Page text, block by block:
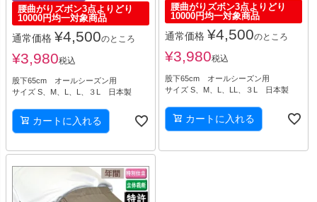
腰曲がりズボン3点よりどり
10000円均一対象商品
通常価格 ¥4,500のところ
¥3,980税込
股下65cm オールシーズン用
サイズ S、M、L、L、３L 日本製
カートに入れる
腰曲がりズボン3点よりどり
10000円均一対象商品
通常価格 ¥4,500のところ
¥3,980税込
股下65cm オールシーズン用
サイズ S、M、L、LL、３L 日本製
カートに入れる